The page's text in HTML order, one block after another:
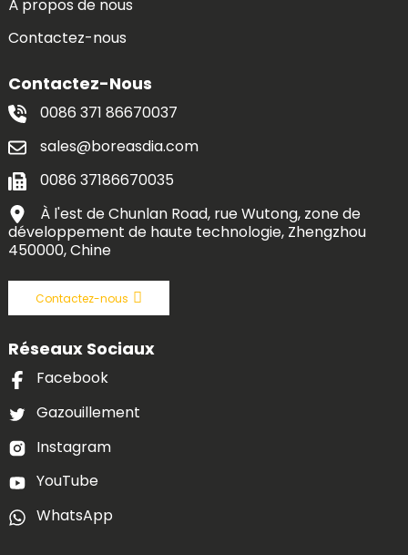
À propos de nous
Contactez-nous
Contactez-Nous
0086 371 86670037
sales@boreasdia.com
0086 37186670035
À l'est de Chunlan Road, rue Wutong, zone de
développement de haute technologie, Zhengzhou
450000, Chine
Contactez-nous
Réseaux Sociaux
Facebook
Gazouillement
Instagram
YouTube
WhatsApp